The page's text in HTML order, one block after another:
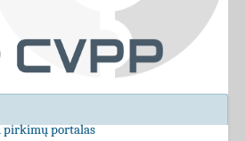
pirkimų portalas